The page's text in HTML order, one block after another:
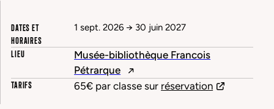
DATES ET
HORAIRES
1 sept. 2026 → 30 juin 2027
LIEU
Musée-bibliothèque Francois
Pétrarque
TARIFS 65€ par classe sur réservation